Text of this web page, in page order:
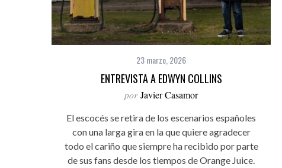
23 marzo, 2026
ENTREVISTA A EDWYN COLLINS
por Javier Casamor
El escocés se retira de los escenarios españoles
con una larga gira en la que quiere agradecer
todo el cariño que siempre ha recibido por parte
de sus fans desde los tiempos de Orange Juice.